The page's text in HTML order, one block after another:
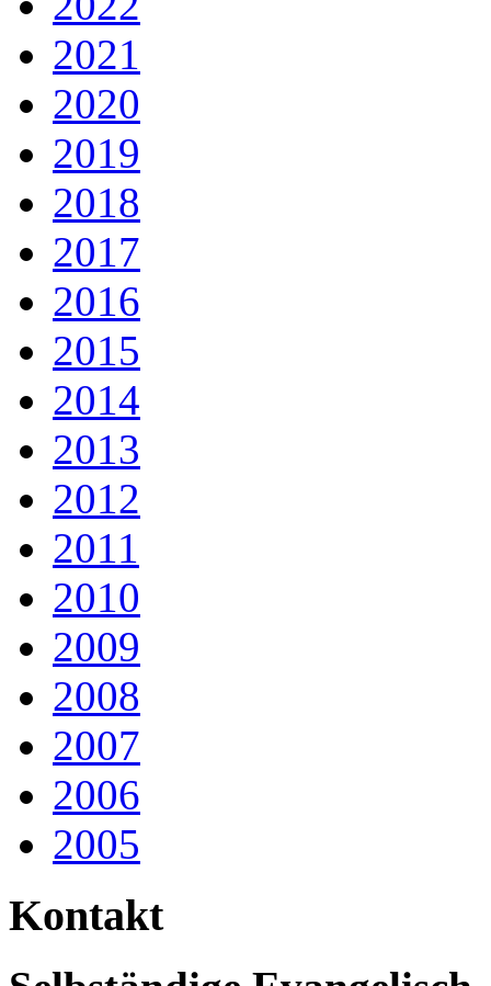
2021
2020
2019
2018
2017
2016
2015
2014
2013
2012
2011
2010
2009
2008
2007
2006
2005
Kontakt